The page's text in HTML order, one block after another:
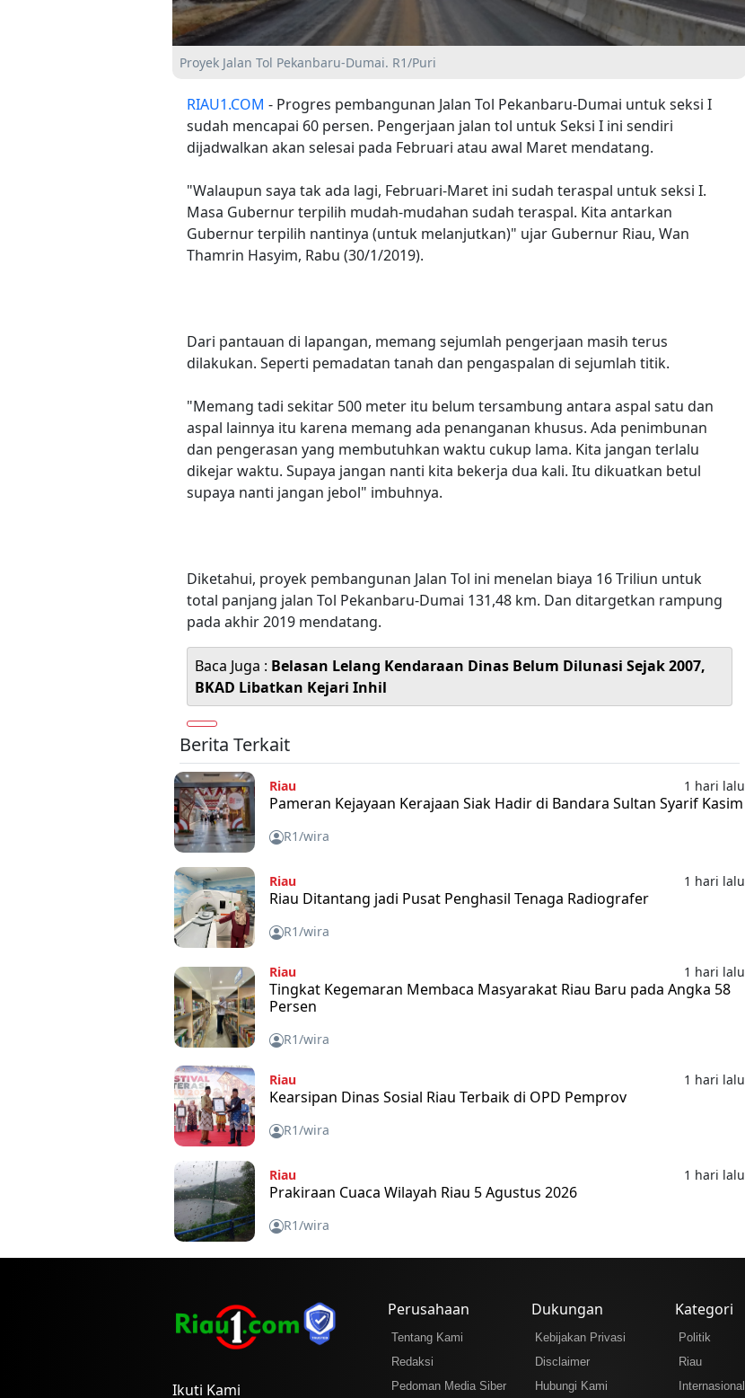
Proyek Jalan Tol Pekanbaru-Dumai. R1/Puri
RIAU1.COM - Progres pembangunan Jalan Tol Pekanbaru-Dumai untuk seksi I
sudah mencapai 60 persen. Pengerjaan jalan tol untuk Seksi I ini sendiri
dijadwalkan akan selesai pada Februari atau awal Maret mendatang.
"Walaupun saya tak ada lagi, Februari-Maret ini sudah teraspal untuk seksi I.
Masa Gubernur terpilih mudah-mudahan sudah teraspal. Kita antarkan
Gubernur terpilih nantinya (untuk melanjutkan)" ujar Gubernur Riau, Wan
Thamrin Hasyim, Rabu (30/1/2019).
Dari pantauan di lapangan, memang sejumlah pengerjaan masih terus
dilakukan. Seperti pemadatan tanah dan pengaspalan di sejumlah titik.
"Memang tadi sekitar 500 meter itu belum tersambung antara aspal satu dan
aspal lainnya itu karena memang ada penanganan khusus. Ada penimbunan
dan pengerasan yang membutuhkan waktu cukup lama. Kita jangan terlalu
dikejar waktu. Supaya jangan nanti kita bekerja dua kali. Itu dikuatkan betul
supaya nanti jangan jebol" imbuhnya.
Diketahui, proyek pembangunan Jalan Tol ini menelan biaya 16 Triliun untuk
total panjang jalan Tol Pekanbaru-Dumai 131,48 km. Dan ditargetkan rampung
pada akhir 2019 mendatang.
Baca Juga : Belasan Lelang Kendaraan Dinas Belum Dilunasi Sejak 2007,
BKAD Libatkan Kejari Inhil
Berita Terkait
Riau 1 hari lalu
Pameran Kejayaan Kerajaan Siak Hadir di Bandara Sultan Syarif Kasim
R1/wira
Riau 1 hari lalu
Riau Ditantang jadi Pusat Penghasil Tenaga Radiografer
R1/wira
Riau 1 hari lalu
Tingkat Kegemaran Membaca Masyarakat Riau Baru pada Angka 58
Persen
R1/wira
Riau 1 hari lalu
Kearsipan Dinas Sosial Riau Terbaik di OPD Pemprov
R1/wira
Riau 1 hari lalu
Prakiraan Cuaca Wilayah Riau 5 Agustus 2026
R1/wira
Ikuti Kami
Perusahaan
Tentang Kami
Redaksi
Pedoman Media Siber
Dukungan
Kebijakan Privasi
Disclaimer
Hubungi Kami
Kategori
Politik
Riau
Internasional